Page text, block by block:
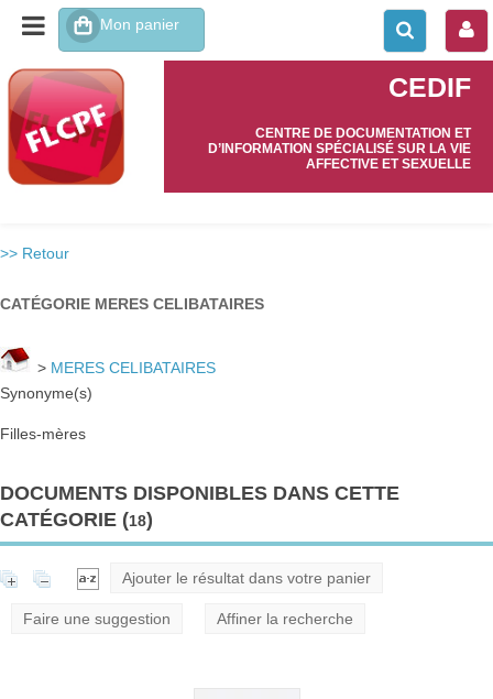
CEDIF
CENTRE DE DOCUMENTATION ET
D’INFORMATION SPÉCIALISÉ SUR LA VIE
AFFECTIVE ET SEXUELLE
>> Retour
CATÉGORIE MERES CELIBATAIRES
> MERES CELIBATAIRES
Synonyme(s)
Filles-mères
DOCUMENTS DISPONIBLES DANS CETTE
CATÉGORIE (18)
Ajouter le résultat dans votre panier
Faire une suggestion Affiner la recherche